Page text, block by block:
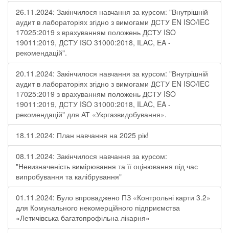
26.11.2024: Закінчилося навчання за курсом: "Внутрішній
аудит в лабораторіях згідно з вимогами ДСТУ EN ISO/IEC
17025:2019 з врахуванням положень ДСТУ ISO
19011:2019, ДСТУ ISO 31000:2018, ILAC, EA -
рекомендацій".
20.11.2024: Закінчилося навчання за курсом: "Внутрішній
аудит в лабораторіях згідно з вимогами ДСТУ EN ISO/IEC
17025:2019 з врахуванням положень ДСТУ ISO
19011:2019, ДСТУ ISO 31000:2018, ILAC, EA -
рекомендацій" для АТ «Укргазвидобування».
18.11.2024: План навчання на 2025 рік!
08.11.2024: Закінчилося навчання за курсом:
"Невизначеність вимірювання та її оцінювання під час
випробування та калібрування"
01.11.2024: Було впроваджено ПЗ «Контрольні карти 3.2»
для Комунального некомерційного підприємства
«Летичівська багатопрофільна лікарня»